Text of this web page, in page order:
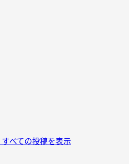
すべての投稿を表示